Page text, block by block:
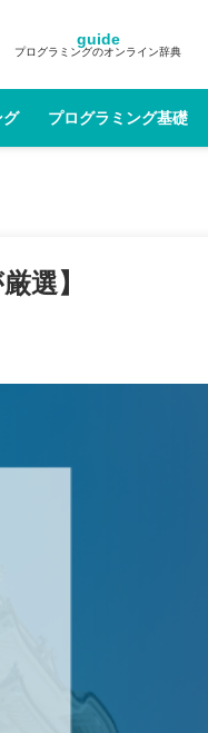
guide
プログラミングのオンライン辞典
グ プログラミング基礎
選】